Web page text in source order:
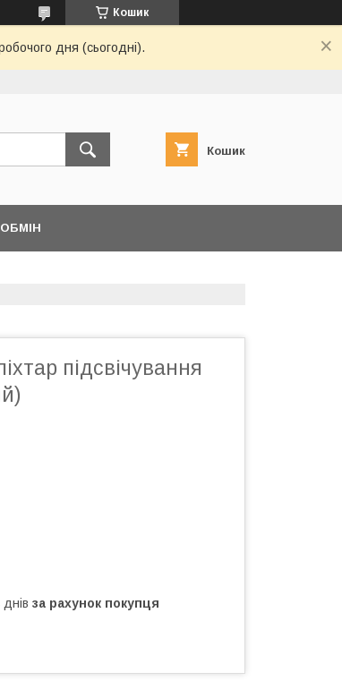
Кошик
дня (сьогодні).
Кошик
підсвічування
за рахунок покупця